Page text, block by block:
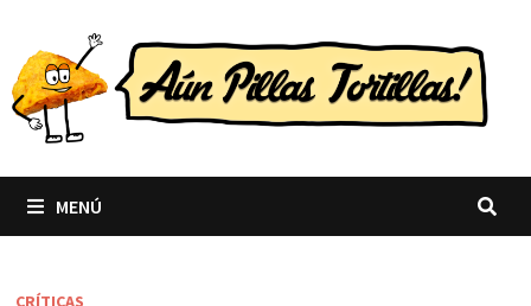
contenido
MENÚ
CRÍTICAS